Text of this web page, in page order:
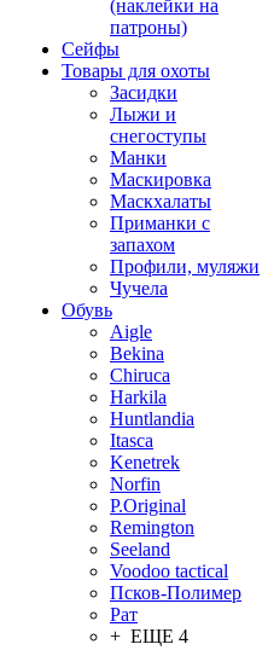
(наклейки на
патроны)
Сейфы
Товары для охоты
Засидки
Лыжи и
снегоступы
Манки
Маскировка
Маскхалаты
Приманки с
запахом
Профили, муляжи
Чучела
Обувь
Aigle
Bekina
Chiruсa
Harkila
Huntlandia
Itasca
Kenetrek
Norfin
P.Original
Remington
Seeland
Voodoo tactical
Псков-Полимер
Рат
+ ЕЩЕ 4